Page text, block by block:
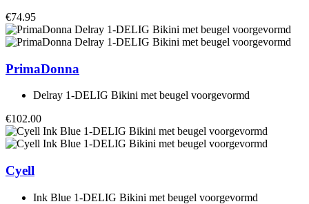
€74.95
PrimaDonna
Delray 1-DELIG Bikini met beugel voorgevormd
€102.00
Cyell
Ink Blue 1-DELIG Bikini met beugel voorgevormd